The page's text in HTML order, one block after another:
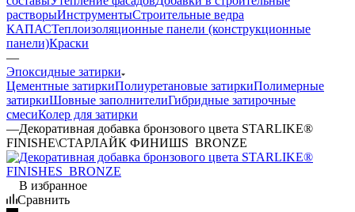
растворыИнструментыСтроительные ведра
КАПАСТеплоизоляционные панели (конструкционные
панели)Краски
—
Эпоксидные затирки
Цементные затиркиПолиуретановые затиркиПолимерные
затиркиШовные заполнителиГибридные затирочные
смесиКолер для затирки
—Декоративная добавка бронзового цвета STARLIKE®
FINISHE\СТАРЛАЙК ФИНИШS BRONZE
В избранное
Сравнить